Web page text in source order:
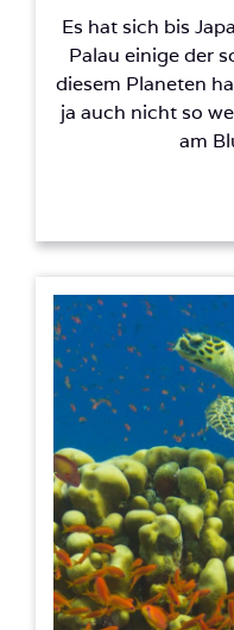
Es hat sich bis
Palau einige der
diesem Planeten
ja auch nicht so
am